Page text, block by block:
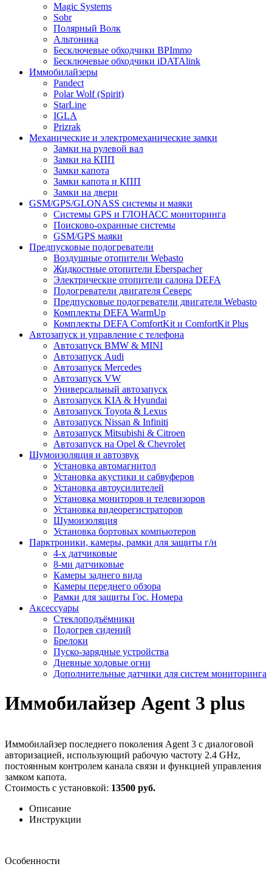
Magic Systems
Sobr
Полярный Волк
Альтоника
Бесключевые обходчики BPImmo
Бесключевые обходчики iDATAlink
Иммобилайзеры
Pandect
Polar Wolf (Spirit)
StarLine
IGLA
Prizrak
Механические и электромеханические замки
Замки на рулевой вал
Замки на КПП
Замки капота
Замки капота и КПП
Замки на двери
GSM/GPS/GLONASS системы и маяки
Системы GPS и ГЛОНАСС мониторинга
Поисково-охранные системы
GSM/GPS маяки
Предпусковые подогреватели
Воздушные отопители Webasto
Жидкостные отопители Eberspacher
Электрические отопители салона DEFA
Подогреватели двигателя Северс
Предпусковые подогреватели двигателя Webasto
Комплекты DEFA WarmUp
Комплекты DEFA ComfortKit и ComfortKit Plus
Автозапуск и управление с телефона
Автозапуск BMW & MINI
Автозапуск Audi
Автозапуск Mercedes
Автозапуск VW
Универсальный автозапуск
Автозапуск KIA & Hyundai
Автозапуск Toyota & Lexus
Автозапуск Nissan & Infiniti
Автозапуск Mitsubishi & Citroen
Автозапуск на Opel & Chevrolet
Шумоизоляция и автозвук
Установка автомагнитол
Установка акустики и сабвуферов
Установка автоусилителей
Установка мониторов и телевизоров
Установка видеорегистраторов
Шумоизоляция
Установка бортовых компьютеров
Парктроники, камеры, рамки для защиты г/н
4-х датчиковые
8-ми датчиковые
Камеры заднего вида
Камеры переднего обзора
Рамки для защиты Гос. Номера
Аксессуары
Стеклоподъёмники
Подогрев сидений
Брелоки
Пуско-зарядные устройства
Дневные ходовые огни
Дополнительные датчики для систем мониторинга
Иммобилайзер Agent 3 plus
Иммобилайзер последнего поколения Agent 3 с диалоговой
авторизацией, использующий рабочую частоту 2.4 GHz,
постоянным контролем канала связи и функцией управления
замком капота.
Стоимость с установкой: 13500 руб.
Описание
Инструкции
Особенности